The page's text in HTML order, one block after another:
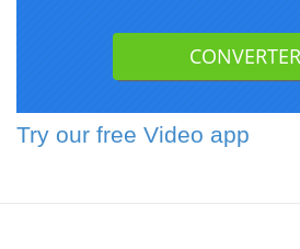
Try our free Video app